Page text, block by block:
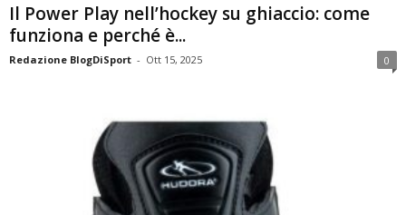
Il Power Play nell’hockey su ghiaccio: come
funziona e perché è...
Redazione BlogDiSport - Ott 15, 2025 0